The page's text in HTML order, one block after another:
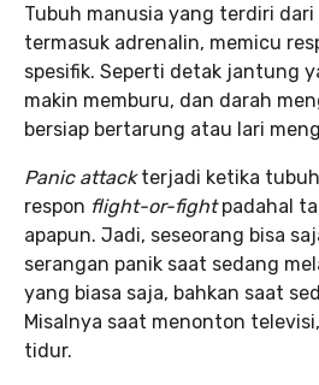
Tubuh manusia yang terdiri dari
termasuk adrenalin, memicu
spesifik. Seperti detak jantung
makin memburu, dan darah
bersiap bertarung atau lari
Panic attackterjadi ketika
respon flight-or-fightpadahal
apapun. Jadi, seseorang bisa
serangan panik saat sedang
yang biasa saja, bahkan saat
Misalnya saat menonton
tidur.